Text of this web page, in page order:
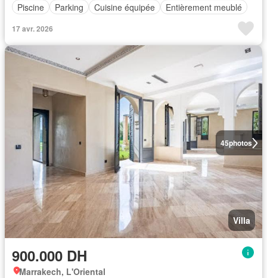
Piscine
Parking Cuisine équipée Entièrement meublé
17 avr. 2026
45photos
Villa
900.000 DH
Marrakech, L'Oriental